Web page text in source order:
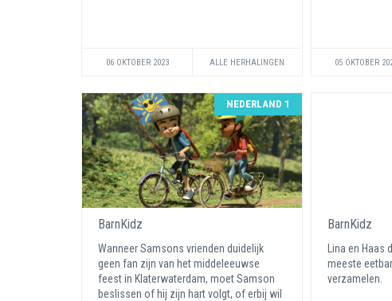
06 OKTOBER 2023 ALLE HERHALINGEN 05 OKTOBER
NEDERLAND 1
BarnKidz
Wanneer Samsons vrienden duidelijk
geen fan zijn van het middeleeuwse
feest in Klaterwaterdam, moet Samson
beslissen of hij zijn hart volgt, of erbij wil
BarnKidz
Lina en
meeste
verzamelen.